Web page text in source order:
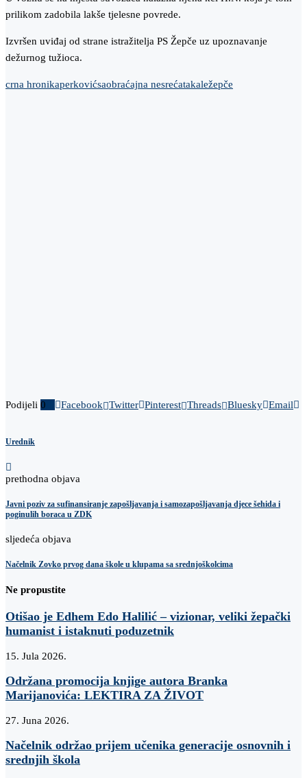
prilikom zadobila lakše tjelesne povrede.
Izvršen uviđaj od strane istražitelja PS Žepče uz upoznavanje
dežurnog tužioca.
crna hronikaperkovićsaobraćajna nesrećatakaležepče
Podijeli 0 Facebook Twitter Pinterest Threads Bluesky Email
Urednik
prethodna objava
Javni poziv za sufinansiranje zapošljavanja i samozapošljavanja djece šehida i
poginulih boraca u ZDK
sljedeća objava
Načelnik Zovko prvog dana škole u klupama sa srednjoškolcima
Ne propustite
Otišao je Edhem Edo Halilić – vizionar, veliki žepački
humanist i istaknuti poduzetnik
15. Jula 2026.
Održana promocija knjige autora Branka
Marijanovića: LEKTIRA ZA ŽIVOT
27. Juna 2026.
Načelnik održao prijem učenika generacije osnovnih i
srednjih škola